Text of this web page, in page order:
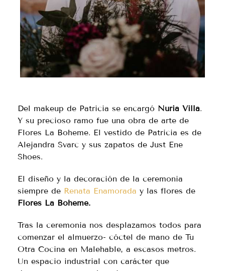
Del makeup de Patricia se encargó Nuria Villa.
Y su precioso ramo fue una obra de arte de
Flores La Boheme. El vestido de Patricia es de
Alejandra Svarc y sus zapatos de Just Ene
Shoes.
El diseño y la decoración de la ceremonia
siempre de Renata Enamorada y las flores de
Flores La Boheme.
Tras la ceremonia nos desplazamos todos para
comenzar el almuerzo- cóctel de mano de Tu
Otra Cocina en Malehable, a escasos metros.
Un espacio industrial con carácter que